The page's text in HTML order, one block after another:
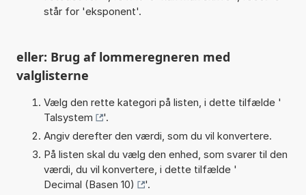
står for 'eksponent'.
eller: Brug af lommeregneren med
valglisterne
Vælg den rette kategori på listen, i dette tilfælde '
Talsystem
'.
Angiv derefter den værdi, som du vil konvertere.
På listen skal du vælg den enhed, som svarer til den
værdi, du vil konvertere, i dette tilfælde '
Decimal (Basen 10)
'.